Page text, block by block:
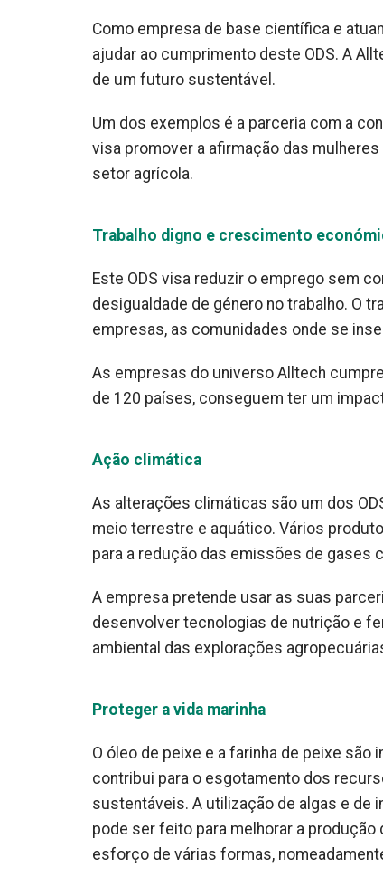
Como empresa de base científica e
ajudar ao cumprimento deste ODS. A
de um futuro sustentável.
Um dos exemplos é a parceria com a
visa promover a afirmação das
setor agrícola.
Trabalho digno e crescimento
Este ODS visa reduzir o emprego sem
desigualdade de género no trabalho. O
empresas, as comunidades onde se
As empresas do universo Alltech
de 120 países, conseguem ter um
Ação climática
As alterações climáticas são um dos
meio terrestre e aquático. Vários
para a redução das emissões de gases
A empresa pretende usar as suas
desenvolver tecnologias de nutrição e
ambiental das explorações
Proteger a vida marinha
O óleo de peixe e a farinha de peixe
contribui para o esgotamento dos
sustentáveis. A utilização de algas e de
pode ser feito para melhorar a
esforço de várias formas,